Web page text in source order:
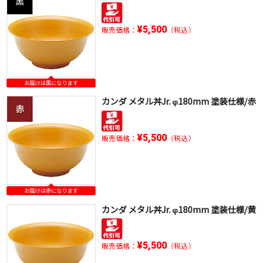
お届けは黒になります
販売価格： ¥5,500（税込）
お届けは赤になります
カンダ メタル丼Jr. φ180mm 塗装仕様/赤
販売価格： ¥5,500（税込）
カンダ メタル丼Jr. φ180mm 塗装仕様/黄
販売価格： ¥5,500（税込）